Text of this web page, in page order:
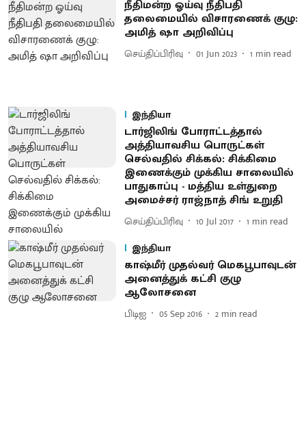
நீதிமன்ற ஓய்வு நீதிபதி
தலைமையில் விசாரணைக் குழு:
அமித் ஷா அறிவிப்பு
செய்திப்பிரிவு 01 Jun 2023 1 min read
இந்தியா
டார்ஜிலிங் போராட்டத்தால்
அத்தியாவசிய பொருட்கள்
செல்வதில் சிக்கல் : சிக்கிமை
இணைக்கும் முக்கிய சாலையில்
பாதுகாப்பு - மத்திய உள்துறை
அமைச்சர் ராஜ்நாத் சிங் உறுதி
செய்திப்பிரிவு 10 Jul 2017 1 min read
இந்தியா
காஷ்மீர் முதல்வர் மெகபூபாவுடன்
அனைத்துக் கட்சி குழு
ஆலோசனை
பிடிஐ 05 Sep 2016 2 min read